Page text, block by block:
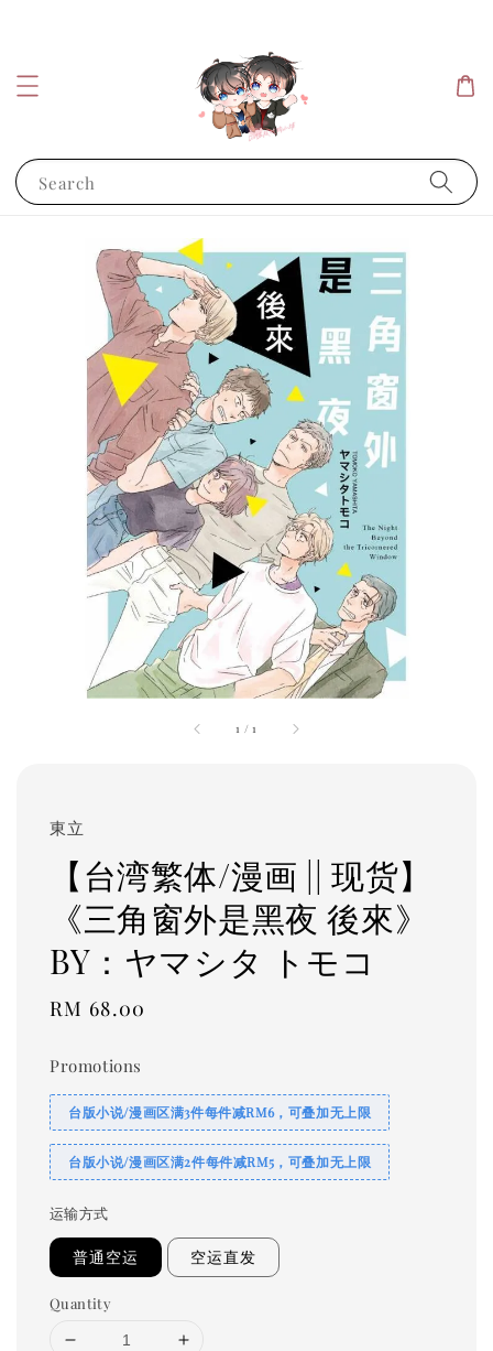
Search
1 /1
東立
【台湾繁体/漫画 || 现货】
《三角窗外是黑夜 後來》
BY：ヤマシタ トモコ
Regular
RM 68.00
Promotions
台版小说/漫画区满3件每件减RM6，可叠加无上限
台版小说/漫画区满2件每件减RM5，可叠加无上限
运输方式
普通空运 空运直发
Quantity